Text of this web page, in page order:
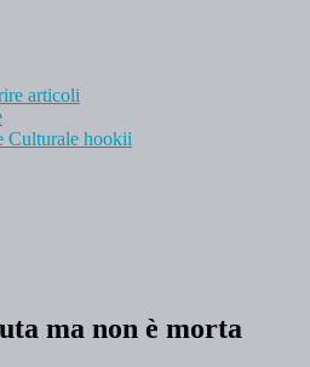
articoli
Culturale hookii
ma non è morta